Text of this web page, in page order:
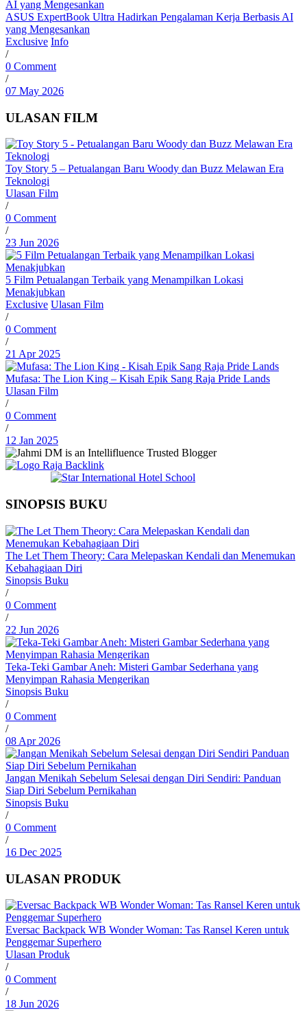
ASUS ExpertBook Ultra Hadirkan Pengalaman Kerja Berbasis AI
yang Mengesankan
Exclusive Info
/
0 Comment
/
07 May 2026
ULASAN FILM
Toy Story 5 – Petualangan Baru Woody dan Buzz Melawan Era
Teknologi
Ulasan Film
/
0 Comment
/
23 Jun 2026
5 Film Petualangan Terbaik yang Menampilkan Lokasi
Menakjubkan
Exclusive Ulasan Film
/
0 Comment
/
21 Apr 2025
Mufasa: The Lion King – Kisah Epik Sang Raja Pride Lands
Ulasan Film
/
0 Comment
/
12 Jan 2025
SINOPSIS BUKU
The Let Them Theory: Cara Melepaskan Kendali dan Menemukan
Kebahagiaan Diri
Sinopsis Buku
/
0 Comment
/
22 Jun 2026
Teka-Teki Gambar Aneh: Misteri Gambar Sederhana yang
Menyimpan Rahasia Mengerikan
Sinopsis Buku
/
0 Comment
/
08 Apr 2026
Jangan Menikah Sebelum Selesai dengan Diri Sendiri: Panduan
Siap Diri Sebelum Pernikahan
Sinopsis Buku
/
0 Comment
/
16 Dec 2025
ULASAN PRODUK
Eversac Backpack WB Wonder Woman: Tas Ransel Keren untuk
Penggemar Superhero
Ulasan Produk
/
0 Comment
/
18 Jun 2026